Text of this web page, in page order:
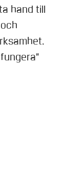
hand till